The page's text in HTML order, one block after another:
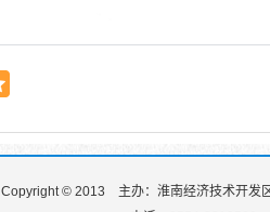
Copyright © 2013
主办：淮南经济技术开发